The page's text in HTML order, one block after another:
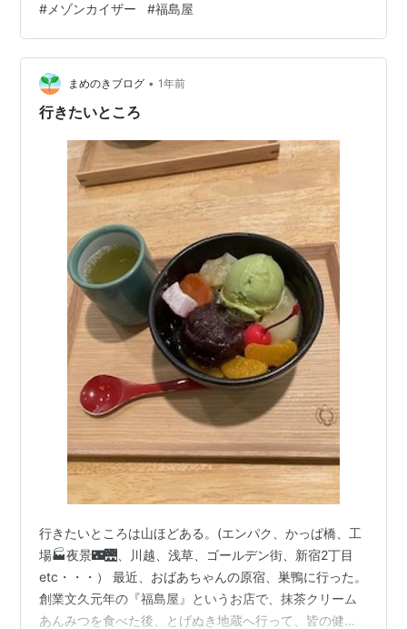
っていて、 いろんな場所にお花が飾ってありました。 私
が好きなお花（その1）。 お花が空中に浮かんでいるのが
可憐で楽しい。 通りがかりのお店の前のディスプレイ。
こういう和風なのも好きです。 私の…
# メゾンカイザー #福島屋
まめのきブログ • 1年前
行きたいところ
行きたいところは山ほどある。(エンパク、かっぱ橋、工
場🏭夜景🌃🌉、川越、浅草、ゴールデン街、新宿2丁目
etc・・・） 最近、おばあちゃんの原宿、巣鴨に行った。
創業文久元年の『福島屋』というお店で、抹茶クリーム
あんみつを食べた後、とげぬき地蔵へ行って、皆の健康